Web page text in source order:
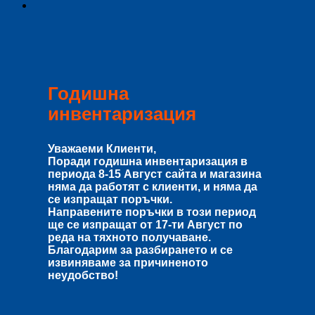
Годишна
инвентаризация
Уважаеми Клиенти,
Поради годишна инвентаризация в
периода 8-15 Август сайта и магазина
няма да работят с клиенти, и няма да
се изпращат поръчки.
Направените поръчки в този период
ще се изпращат от 17-ти Август по
реда на тяхното получаване.
Благодарим за разбирането и се
извиняваме за причиненото
неудобство!